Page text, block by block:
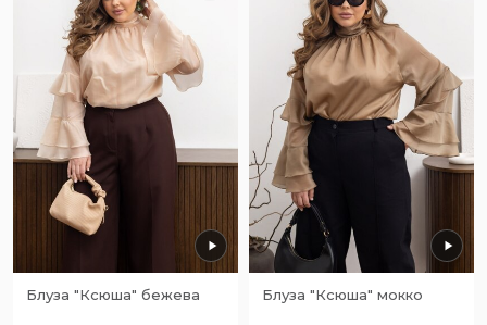
Блуза "Ксюша" бежева Блуза "Ксюша" мокко